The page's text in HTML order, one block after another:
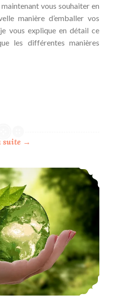
maintenant vous souhaiter en
manière d’emballer vos
vous explique en détail ce
les différentes manières
suite →
C’est quoi le zéro déchet ?